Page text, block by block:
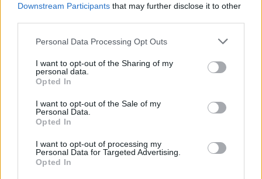
Downstream Participants that may further disclose it to other
Please note that this website/app uses one or more Google
not limited to your visit or usage behaviour. You may click to
grant or deny consent to Google and its third-party tags to
use your data for below specified purposes in below Google
consent section.
Personal Data Processing Opt Outs
I want to opt-out of the Sharing of my
personal data.
Opted In
I want to opt-out of the Sale of my
Personal Data.
Opted In
I want to opt-out of processing my
Personal Data for Targeted Advertising.
Opted In
Inviaci le tue segnalazioni,
i tuoi video e le tue foto
Su WhatsApp al numero +39
Ricevi le nostre ultime news
daGoogle News